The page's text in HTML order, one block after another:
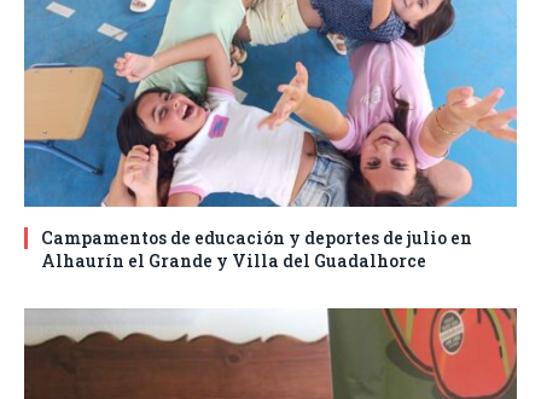
Campamentos de educación y deportes de julio en
Alhaurín el Grande y Villa del Guadalhorce